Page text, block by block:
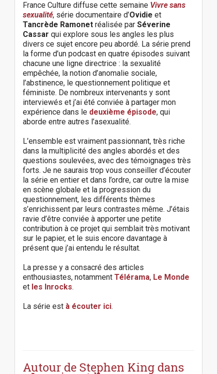
France Culture diffuse cette semaine Vivre sans
sexualité, série documentaire d’Ovidie et
Tancrède Ramonet réalisée par Séverine
Cassar qui explore sous les angles les plus
divers ce sujet encore peu abordé. La série prend
la forme d’un podcast en quatre épisodes suivant
chacune une ligne directrice : la sexualité
empêchée, la notion d’anomalie sociale,
l’abstinence, le questionnement politique et
féministe. De nombreux intervenants y sont
interviewés et j’ai été conviée à partager mon
expérience dans le deuxième épisode, qui
aborde entre autres l’asexualité.
L’ensemble est vraiment passionnant, très riche
dans la multiplicité des angles abordés et des
questions soulevées, avec des témoignages très
forts. Je ne saurais trop vous conseiller d’écouter
la série en entier et dans l’ordre, car outre la mise
en scène globale et la progression du
questionnement, les différents thèmes
s’enrichissent par leurs contrastes même. J’étais
ravie d’être conviée à apporter une petite
contribution à ce projet qui semblait très motivant
sur le papier, et le suis encore davantage à
présent que j’ai entendu le résultat.
La presse y a consacré des articles
enthousiastes, notamment Télérama, Le Monde
et les Inrocks.
La série est à écouter ici.
s
Autour de Stephen King dans